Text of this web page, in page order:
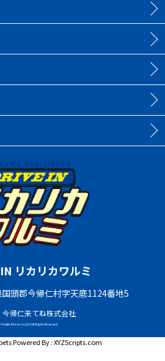
リカリカワルミ
頭郡今帰仁村字天底1124番地5
今帰仁来てね株式会社
Nakijin Kitene Co.,Ltd. All Rights Reserved.
Powered By :XYZScripts.com